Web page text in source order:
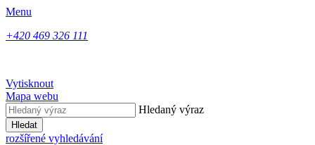
Menu
+420 469 326 111
Vytisknout
Mapa webu
Hledaný výraz
Hledat
rozšířené vyhledávání